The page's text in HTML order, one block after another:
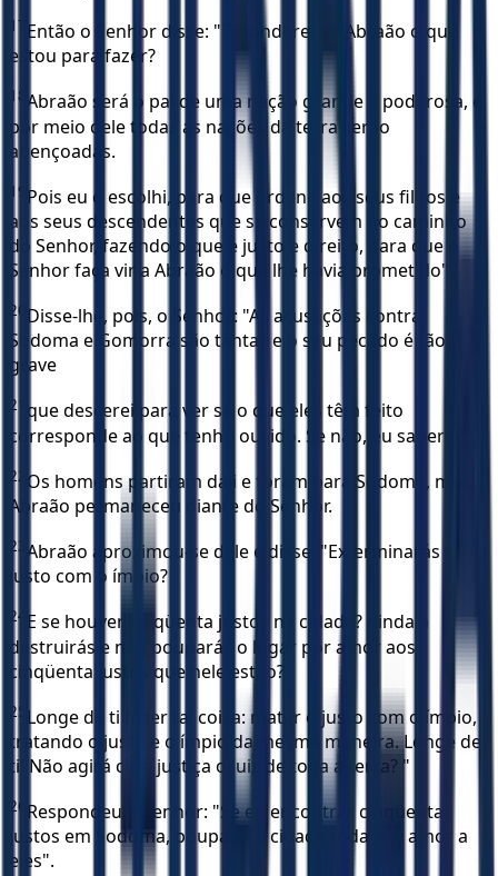
17 Então o Senhor disse: "Esconderei de Abraão o que
estou para fazer?
18 Abraão será o pai de uma nação grande e poderosa, e
por meio dele todas as nações da terra serão
abençoadas.
19 Pois eu o escolhi, para que ordene aos seus filhos e
aos seus descendentes que se conservem no caminho
do Senhor, fazendo o que é justo e direito, para que o
Senhor faça vir a Abraão o que lhe havia prometido".
20 Disse-lhe, pois, o Senhor: "As acusações contra
Sodoma e Gomorra são tantas e o seu pecado é tão
grave
21
que descerei para ver se o que eles têm feito
corresponde ao que tenho ouvido. Se não, eu saberei".
22 Os homens partiram dali e foram para Sodoma, mas
Abraão permaneceu diante do Senhor.
23 Abraão aproximou-se dele e disse: "Exterminarás o
justo com o ímpio?
24 E se houver cinqüenta justos na cidade? Ainda a
destruirás e não pouparás o lugar por amor aos
cinqüenta justos que nele estão?
25 Longe de ti fazer tal coisa: matar o justo com o ímpio,
tratando o justo e o ímpio da mesma maneira. Longe de
ti! Não agirá com justiça o Juiz de toda a terra? "
26 Respondeu o Senhor: "Se eu encontrar cinqüenta
justos em Sodoma, pouparei a cidade toda por amor a
eles".